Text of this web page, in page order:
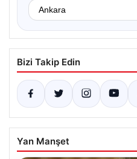
Bizi Takip Edin
Yan Manşet